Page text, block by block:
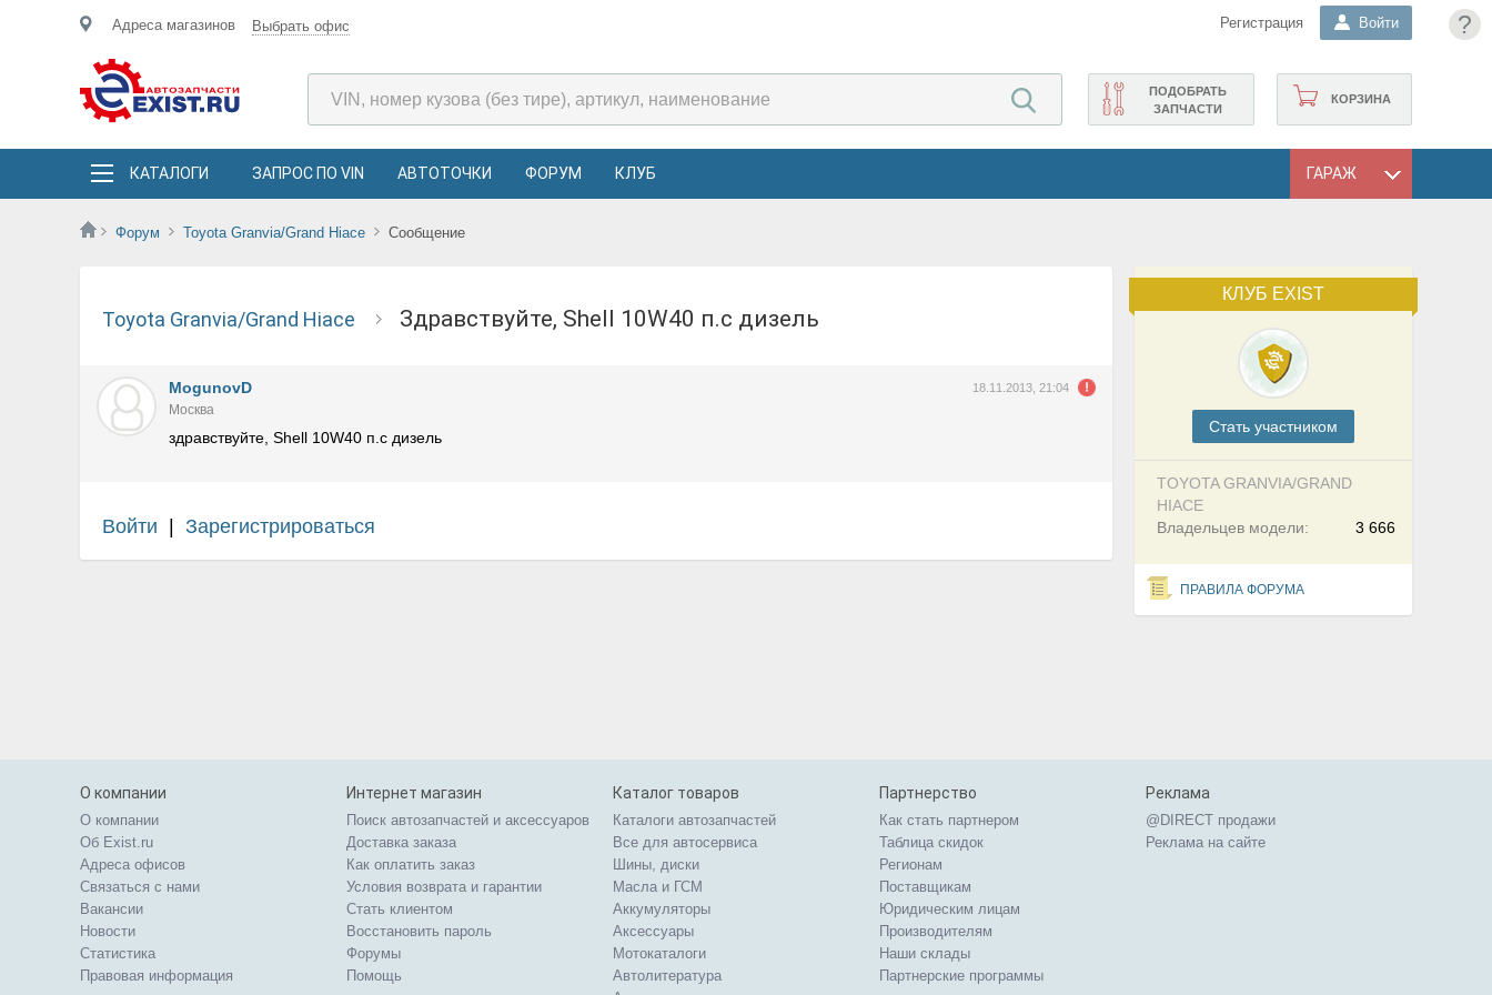
?
Адреса магазинов Выбрать офис Регистрация Войти
КОРЗИНА
ПОДОБРАТЬ
ЗАПЧАСТИ
КАТАЛОГИ ЗАПРОС ПО VIN АВТОТОЧКИ ФОРУМ КЛУБ ГАРАЖ
Форум Toyota Granvia/Grand Hiace Сообщение
КЛУБ EXIST
Cтать участником
TOYOTA GRANVIA/GRAND
HIACE
3 666
Владельцев модели:
ПРАВИЛА ФОРУМА
Toyota Granvia/Grand Hiace здравствуйте, Shell 10W40 п.с дизель
MogunovD 18.11.2013, 21:04
Москва
здравствуйте, Shell 10W40 п.с дизель
Войти Зарегистрироваться
О компании
О компании
Об Exist.ru
Адреса офисов
Связаться с нами
Вакансии
Новости
Статистика
Правовая информация
Интернет магазин
Поиск автозапчастей и аксессуаров
Доставка заказа
Как оплатить заказ
Условия возврата и гарантии
Стать клиентом
Восстановить пароль
Форумы
Помощь
Каталог товаров
Каталоги автозапчастей
Все для автосервиса
Шины, диски
Масла и ГСМ
Аккумуляторы
Аксессуары
Мотокаталоги
Автолитература
Партнерство
Как стать партнером
Таблица скидок
Регионам
Поставщикам
Юридическим лицам
Производителям
Наши склады
Партнерские программы
Реклама
@DIRECT продажи
Реклама на сайте